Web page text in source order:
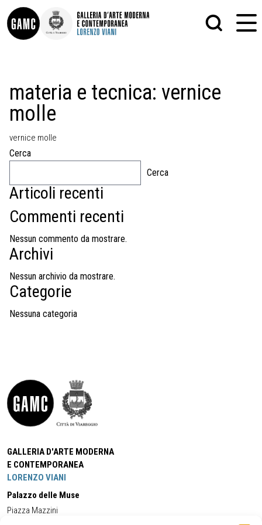
CONTATTI
DIDATTICA
SHOP
LE COLLEZIONI
GLI AUTORI
MOSTRE
EVENTI
PALAZZO DELLE MUSE
GRAFICA
PITTURA
materia e tecnica: vernice
molle
vernice molle
Cerca
Cerca
Articoli recenti
Commenti recenti
Nessun commento da mostrare.
Archivi
Nessun archivio da mostrare.
Categorie
Nessuna categoria
GALLERIA D'ARTE MODERNA
E CONTEMPORANEA
LORENZO VIANI
Palazzo delle Muse
Piazza Mazzini